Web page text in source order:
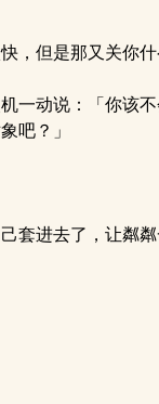
，但是那又关你什
一动说：「你该
吧？」
套进去了，让粼